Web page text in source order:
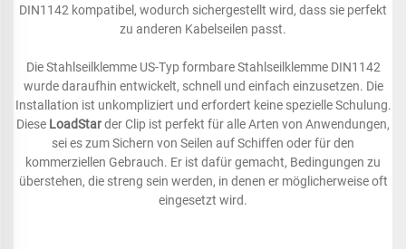
DIN1142 kompatibel, wodurch sichergestellt wird, dass sie perfekt
zu anderen Kabelseilen passt.
Die Stahlseilklemme US-Typ formbare Stahlseilklemme DIN1142
wurde daraufhin entwickelt, schnell und einfach einzusetzen. Die
Installation ist unkompliziert und erfordert keine spezielle Schulung.
Diese LoadStarder Clip ist perfekt für alle Arten von Anwendungen,
sei es zum Sichern von Seilen auf Schiffen oder für den
kommerziellen Gebrauch. Er ist dafür gemacht, Bedingungen zu
überstehen, die streng sein werden, in denen er möglicherweise oft
eingesetzt wird.